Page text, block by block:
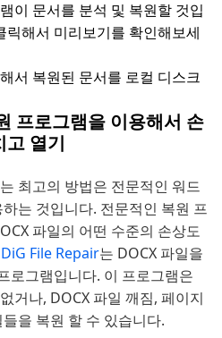
이 문서를 분석 및 복원할 것입
릭해서 미리보기를 확인해보세
서 복원된 문서를 로컬 디스크
프로그램을 이용해서 손
고 열기
최고의 방법은 전문적인 워드
는 것입니다. 전문적인 복원 프
파일의 어떤 수준의 손상도
File Repair는 DOCX 파일을
로그램입니다. 이 프로그램은
거나, DOCX 파일 깨짐, 페이지
을 복원 할 수 있습니다.